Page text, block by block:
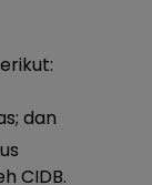
dan
CIDB.